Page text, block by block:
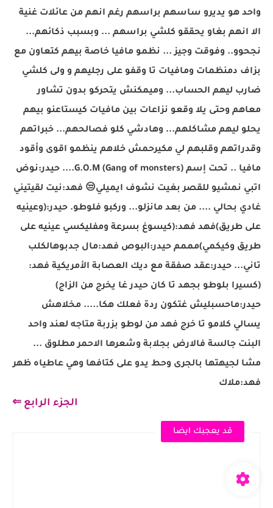
واحد هو يديرو ساسهم براسهم رغم انهم من عائلات غنية
الا انهم بغاو يحققو كلشي براسهم ... وبسبب ذكائهم...
نجحوو.. وفوقت وجيز ... نظمو مافيا خاصة بيهم كتعاون مع
بزاف دمنظمات ومافيات تا وقفو على رجليهم و ولى كلشي
ضارب ليهم الحساب... وميمكنش يتحركو بدون تشاور
معاهم وحتى يلا وقعو نزاعات بين مافيات كيستاعنو بيهم
يحلو ليهم مشاكلهم... وهادشي كلو فصالحهم... خبراتهم
وقدراتهم وقلبهم لي مكيرحمش خلاهم ينظمو اقوى وأقود
مافيا .. تحت إسم G.O.M (Gang of monsters).... حيدر:نوض
اتبي نمشيو للقصر بغيت نشوف ايميلي😒 فهد:نيت لقيتيني
غادي بحالي .... من بعد مانزلو... وركبو فلوطو. حيدر:(وعينيه
على طريق)فهد فهد:(كيسوغ بسرعة ومفليكسي عينيه على
طريق وكيكمي)مممم حيدر:البوص فهد:مال جدبوهالكلب
تاني... حيدر:عقد صفقة مع ديك العصابة الأمريكية فهد:
(كسيرا بلوطو بجهد تا كان حيدر غا يخرج من الزاج)
حيدر:ماحسبليش غتكون ردة فعلك هكا..... مخلاهش
يسالي كلامو تا خرج فهد من لوطو بزربة متاجه لعند واحد
البنت جالسة فالارض بجلابة وشعرها الاحمر مطلوق ...
مشا لجيهتها بالجرى وحط يدو على كتافها وهي عاطياه ظهر
فهد:ملاك
الجزء الرابع ⇐
قد يعجبك ايضا